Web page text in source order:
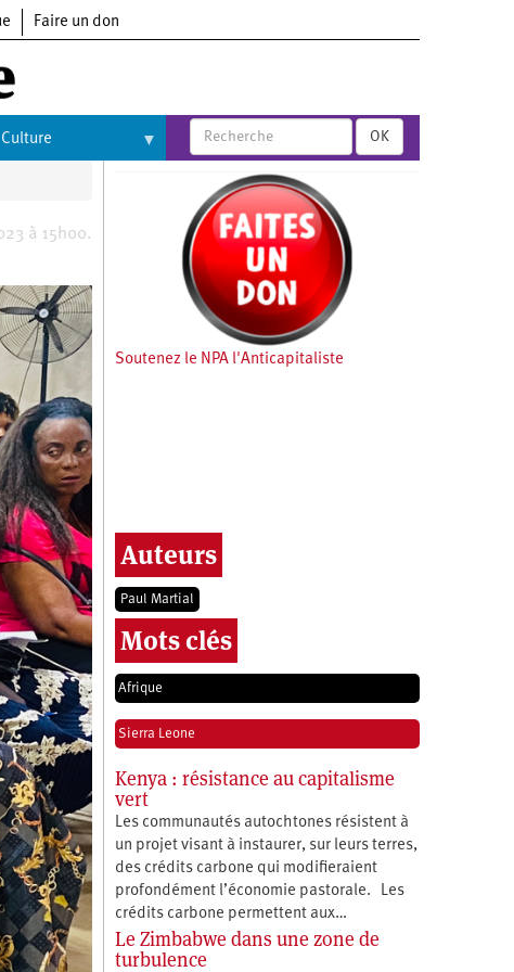
Faire un don
Culture OK
à 15h00.
Soutenez le NPA l'Anticapitaliste
Auteurs
Paul Martial
Mots clés
Afrique
Sierra Leone
Kenya : résistance au capitalisme
vert
Les communautés autochtones résistent à
un projet visant à instaurer, sur leurs terres,
des crédits carbone qui modifieraient
profondément l’économie pastorale. Les
crédits carbone permettent aux…
Le Zimbabwe dans une zone de
turbulence